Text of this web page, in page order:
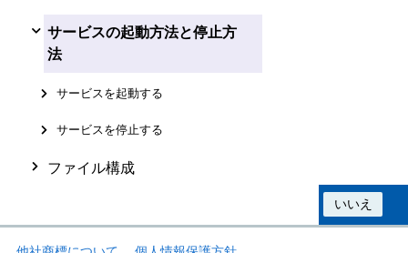
サービスの起動方法と停止方
法
サービスを起動する
サービスを停止する
ファイル構成
いいえ